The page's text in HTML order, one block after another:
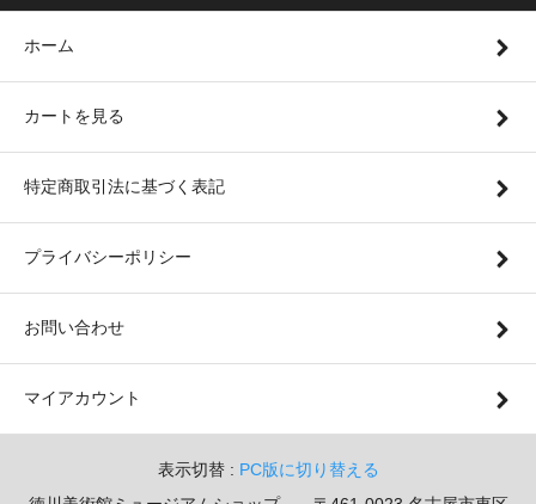
ホーム
カートを見る
特定商取引法に基づく表記
プライバシーポリシー
お問い合わせ
マイアカウント
表示切替 : PC版に切り替える